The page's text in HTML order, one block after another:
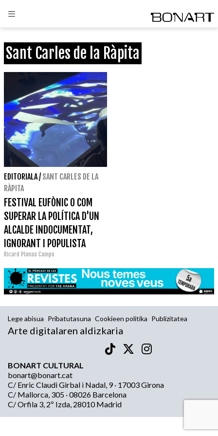
Sant Carles de la Ràpita
EDITORIALA/ SANT CARLES DE LA
RÀPITA
FESTIVAL EUFÒNIC O COM
SUPERAR LA POLÍTICA D'UN
ALCALDE INDOCUMENTAT,
IGNORANT I POPULISTA
Ricard Planas Camps
Lege abisua Pribatutasuna Cookieen politika Publizitatea
Arte digitalaren aldizkaria
BONART CULTURAL
bonart@bonart.cat
C/ Enric Claudi Girbal i Nadal, 9 · 17003 Girona
C/ Mallorca, 305 · 08026 Barcelona
C/ Orfila 3, 2º Izda, 28010 Madrid